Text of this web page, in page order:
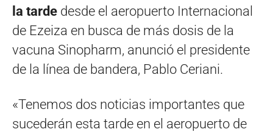
la tarde desde el aeropuerto Internacional
de Ezeiza en busca de más dosis de la
vacuna Sinopharm, anunció el presidente
de la línea de bandera, Pablo Ceriani.
«Tenemos dos noticias importantes que
sucederán esta tarde en el aeropuerto de